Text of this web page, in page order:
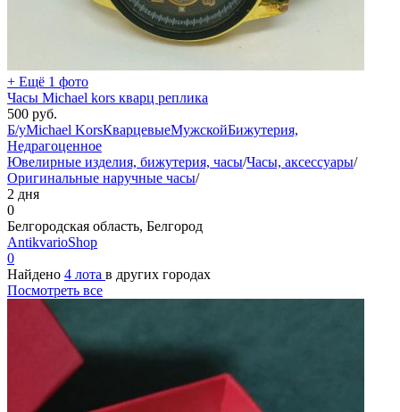
+ Ещё 1 фото
Часы Michael kors кварц реплика
500 руб.
Б/уMichael KorsКварцевыеМужскойБижутерия,
Недрагоценное
Ювелирные изделия, бижутерия, часы/Часы, аксессуары/
Оригинальные наручные часы/
2 дня
0
Белгородская область, Белгород
AntikvarioShop
0
Найдено 4 лота в других городах
Посмотреть все